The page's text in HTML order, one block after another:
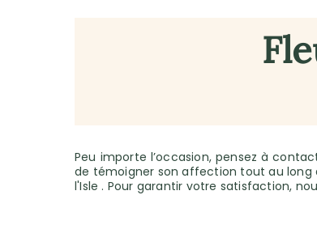
Peu importe l’occasion, pensez à
de témoigner son affection tout au long
l'Isle . Pour garantir votre satisfaction,